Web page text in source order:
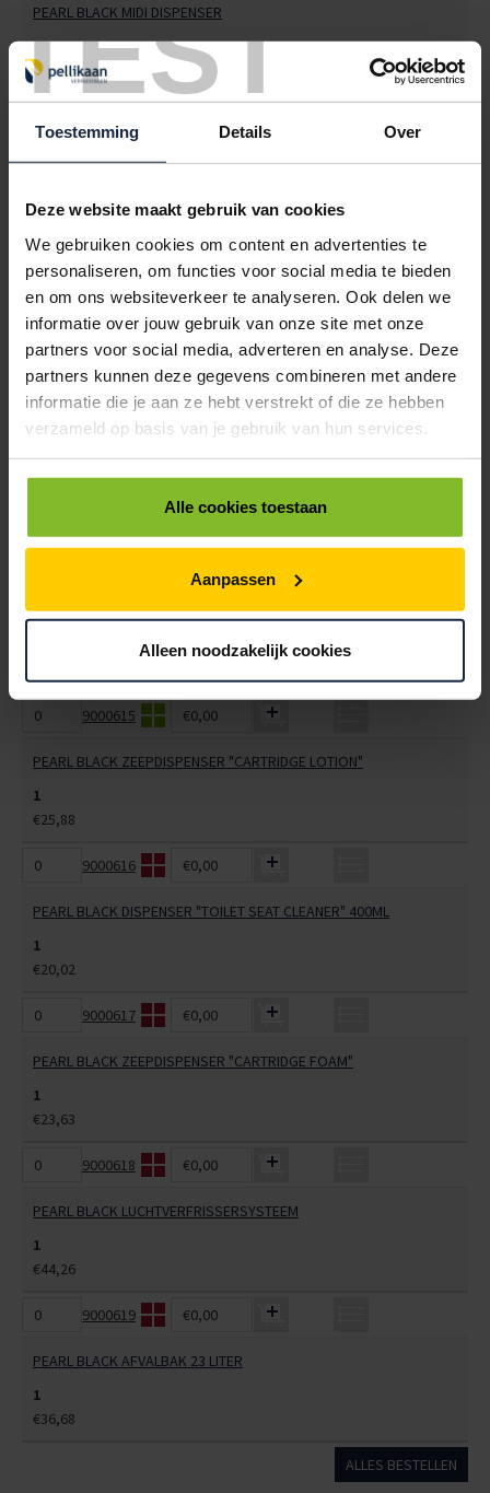
TEST
Toestemming Details Over
Deze website maakt gebruik van cookies
We gebruiken cookies om content en advertenties te
personaliseren, om functies voor social media te bieden
en om ons websiteverkeer te analyseren. Ook delen we
informatie over jouw gebruik van onze site met onze
partners voor social media, adverteren en analyse. Deze
partners kunnen deze gegevens combineren met andere
informatie die je aan ze hebt verstrekt of die ze hebben
verzameld op basis van je gebruik van hun services.
Alle cookies toestaan
Aanpassen
Alleen noodzakelijk cookies
PEARL BLACK MIDI DISPENSER
1
€29,87
PEARL BLACK MINI DISPENSER
€24,81
9000612 €0,00
PEARL BLACK HANDDOEKAUTOMAAT "AUTOCUT EURO MATIC"
1
€99,58
9000613
PEARL BLACK HANDDOEKAUTOMAAT "TEAR&GO EURO MATIC"
PEARL BLACK HANDDOEKAUTOMAAT "TEAR&GO EUROMOTION"
9000615 €0,00
PEARL BLACK ZEEPDISPENSER "CARTRIDGE LOTION"
1
€25,88
9000616 €0,00
PEARL BLACK DISPENSER "TOILET SEAT CLEANER" 400ML
1
€20,02
9000617 €0,00
PEARL BLACK ZEEPDISPENSER "CARTRIDGE FOAM"
1
€23,63
9000618 €0,00
PEARL BLACK LUCHTVERFRISSERSYSTEEM
1
€44,26
9000619 €0,00
PEARL BLACK AFVALBAK 23 LITER
1
€36,68
ALLES BESTELLEN